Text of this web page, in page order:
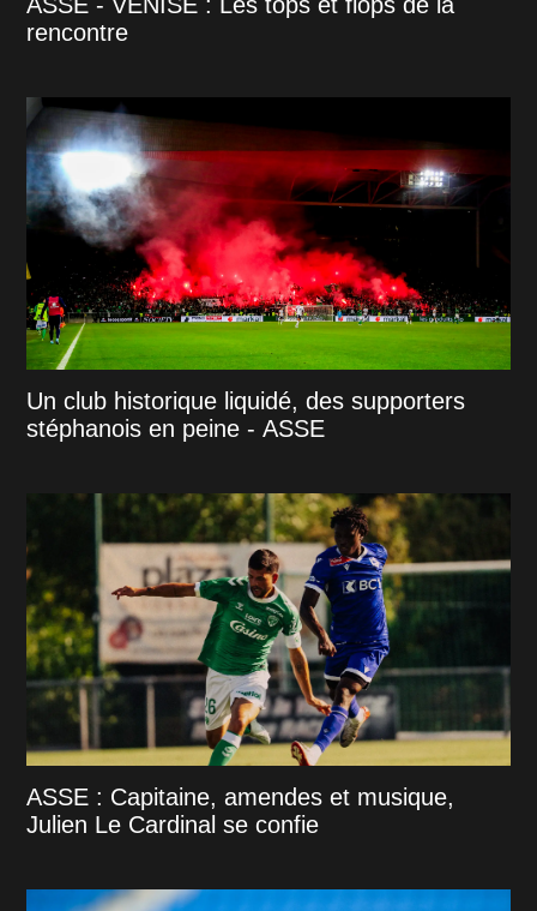
rencontre
Un club historique liquidé, des supporters
stéphanois en peine - ASSE
ASSE : Capitaine, amendes et musique,
Julien Le Cardinal se confie